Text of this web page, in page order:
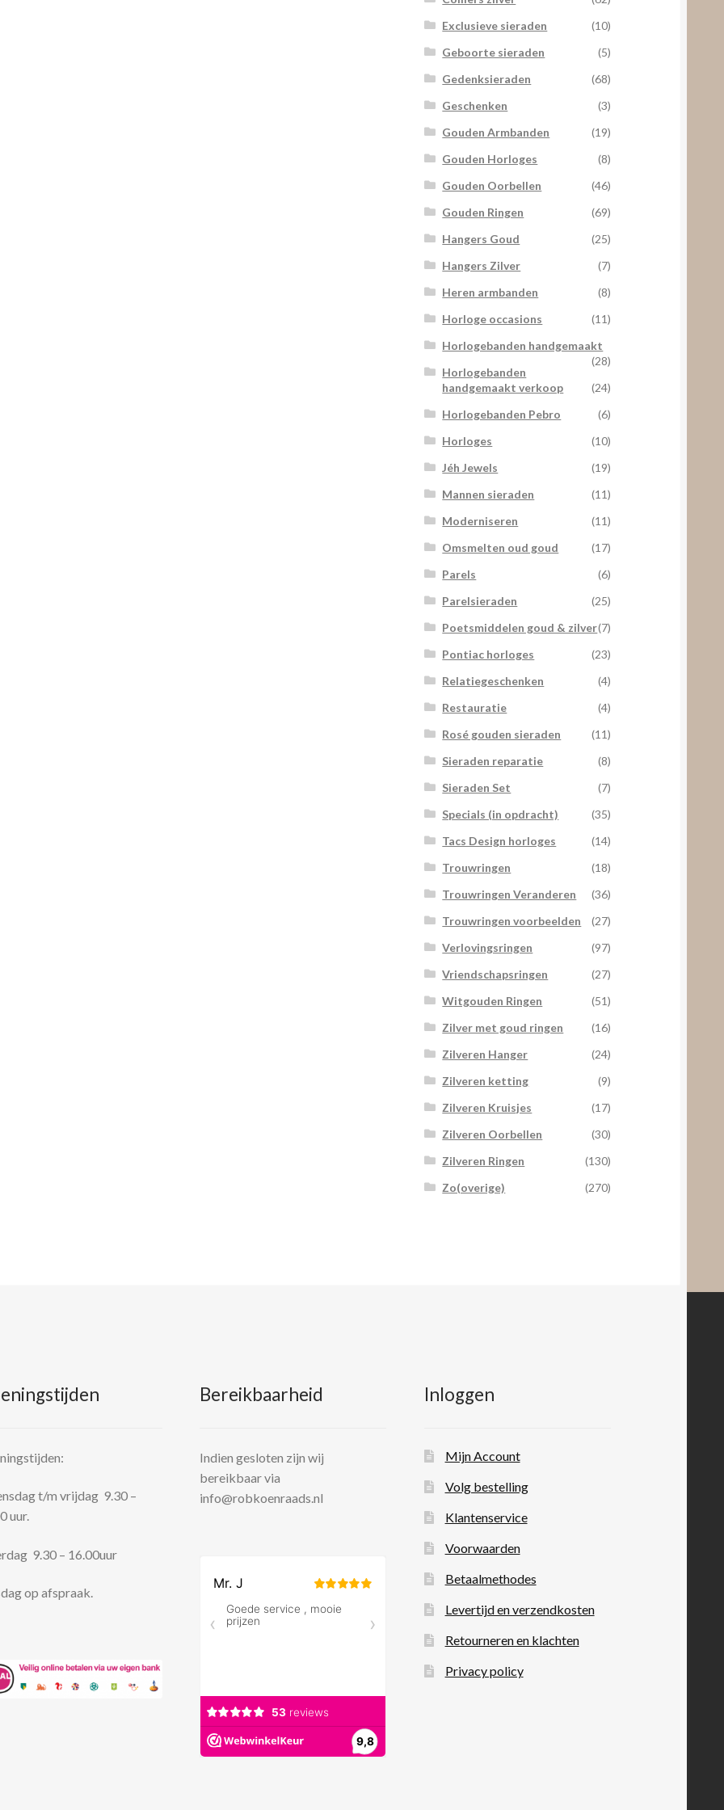
Exclusieve sieraden
(10)
Geboorte sieraden
(5)
Gedenksieraden
(68)
Geschenken
(3)
Gouden Armbanden
(19)
Gouden Horloges
(8)
Gouden Oorbellen
(46)
Gouden Ringen
(69)
Hangers Goud
(25)
Hangers Zilver
(7)
Heren armbanden
(8)
Horloge occasions
(11)
Horlogebanden handgemaakt
(28)
Horlogebanden
handgemaakt verkoop
(24)
Horlogebanden Pebro
(6)
Horloges
(10)
Jéh Jewels
(19)
Mannen sieraden
(11)
Moderniseren
(11)
Omsmelten oud goud
(17)
Parels
(6)
Parelsieraden
(25)
Poetsmiddelen goud & zilver(7)
Pontiac horloges
(23)
Relatiegeschenken
(4)
Restauratie
(4)
Rosé gouden sieraden
(11)
Sieraden reparatie
(8)
Sieraden Set
(7)
Specials (in opdracht)
(35)
Tacs Design horloges
(14)
Trouwringen
(18)
Trouwringen Veranderen
(36)
Trouwringen voorbeelden
(27)
Verlovingsringen
(97)
Vriendschapsringen
(27)
Witgouden Ringen
(51)
Zilver met goud ringen
(16)
Zilveren Hanger
(24)
Zilveren ketting
(9)
Zilveren Kruisjes
(17)
Zilveren Oorbellen
(30)
Zilveren Ringen
(130)
Zo(overige)
(270)
t/m vrijdag 9.30 –
uur.
9.30 – 16.00uur
op afspraak.
Bereikbaarheid
Indien gesloten zijn wij
bereikbaar via
info@robkoenraads.nl
Inloggen
Mijn Account
Volg bestelling
Klantenservice
Voorwaarden
Betaalmethodes
Levertijd en verzendkosten
Retourneren en klachten
Privacy policy